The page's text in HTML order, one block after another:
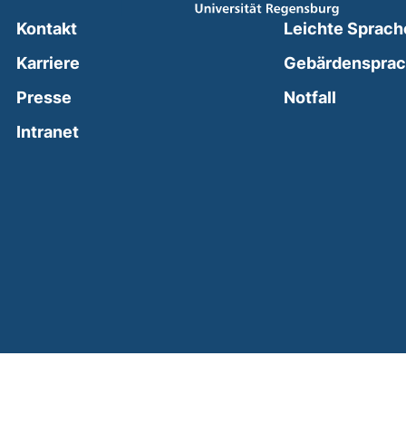
Kontakt
Karriere
Presse
Intranet(external link, opens in a new window)
Leichte
Notfall